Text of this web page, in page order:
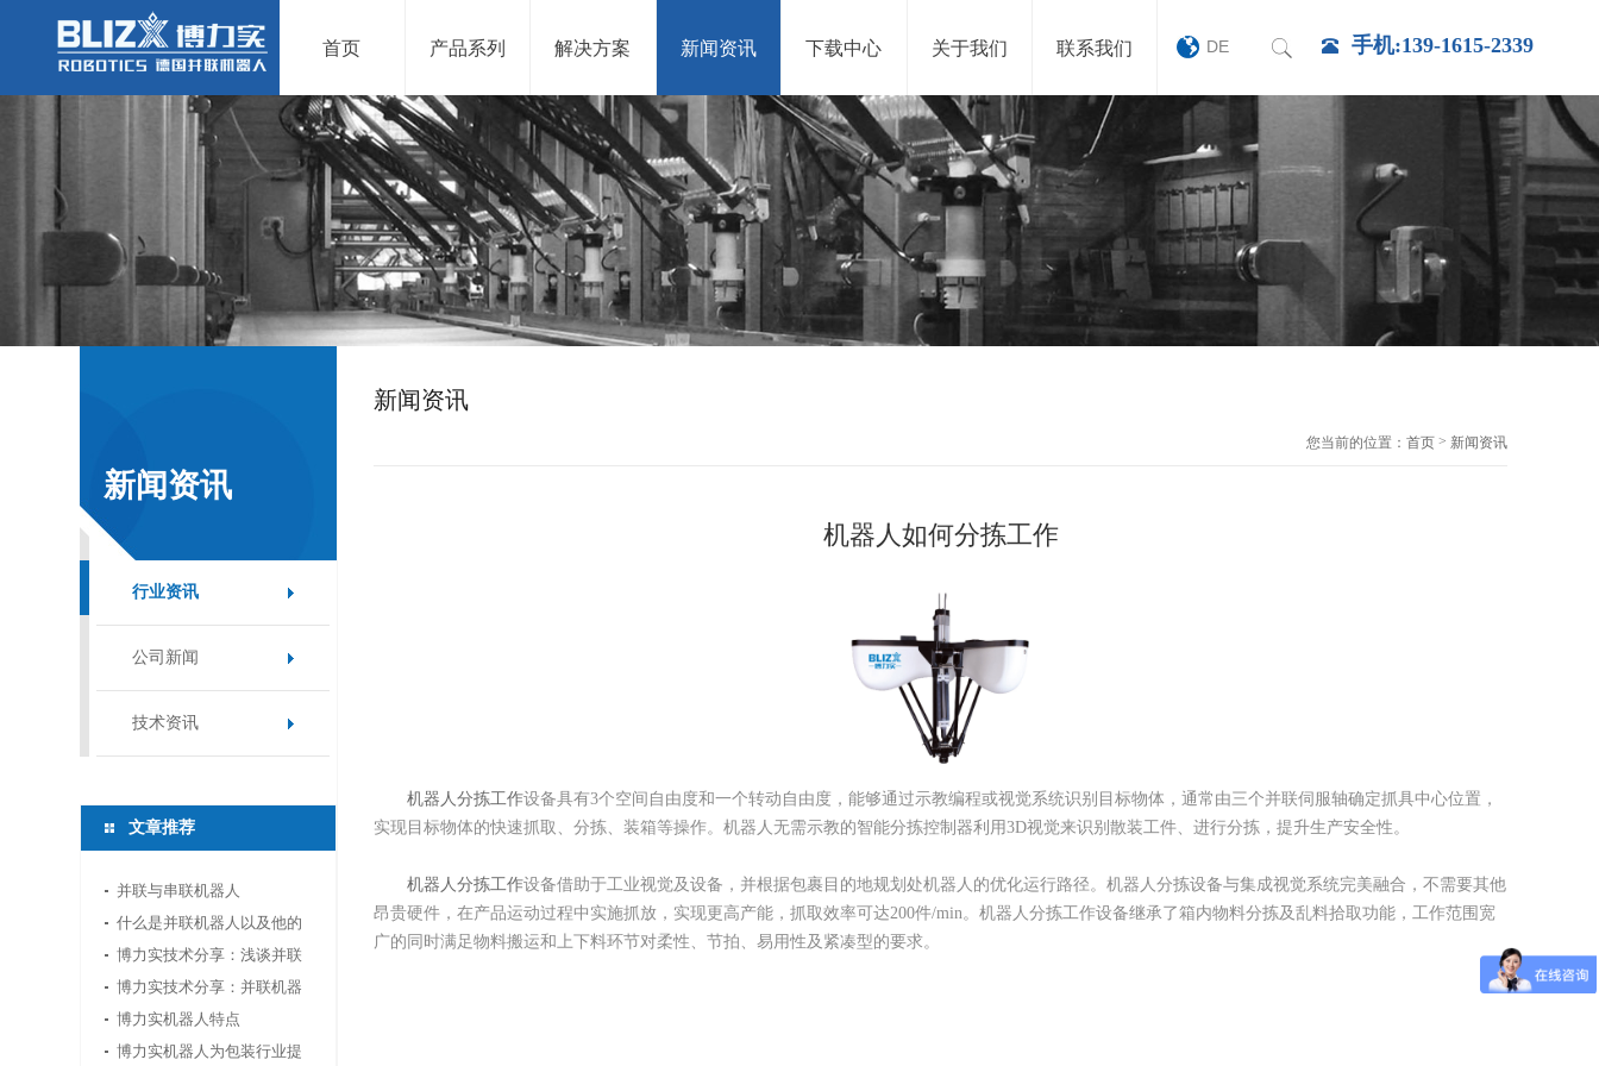
首页 产品系列 解决方案 新闻资讯 下载中心 关于我们 联系我们 DE 手机:139-1615-2339
新闻资讯
行业资讯
公司新闻
技术资讯
文章推荐
并联与串联机器人
什么是并联机器人以及他的
应用领域
博力实技术分享：浅谈并联
机器人应用中的视...
博力实技术分享：并联机器
人如何选型
博力实机器人特点
博力实机器人为包装行业提
新闻资讯
您当前的位置： 首页> 新闻资讯
机器人如何分拣工作
机器人分拣工作设备具有3个空间自由度和一个转动自由度，能够通过示教编程或视觉系统识别目标物体，通常由三个并联伺服轴确定抓具中心位置，
实现目标物体的快速抓取、分拣、装箱等操作。机器人无需示教的智能分拣控制器利用3D视觉来识别散装工件、进行分拣，提升生产安全性。
机器人分拣工作设备借助于工业视觉及设备，并根据包裹目的地规划处机器人的优化运行路径。机器人分拣设备与集成视觉系统完美融合，不需要其他
昂贵硬件，在产品运动过程中实施抓放，实现更高产能，抓取效率可达200件/min。机器人分拣工作设备继承了箱内物料分拣及乱料拾取功能，工作范围宽
广的同时满足物料搬运和上下料环节对柔性、节拍、易用性及紧凑型的要求。